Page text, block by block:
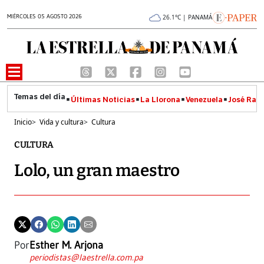
MIÉRCOLES 05 AGOSTO 2026 26.1°C | PANAMÁ
Últimas Noticias La Llorona Venezuela José
Inicio> Vida y cultura> Cultura
CULTURA
Lolo, un gran maestro
PorEsther M. Arjona
periodistas@laestrella.com.pa